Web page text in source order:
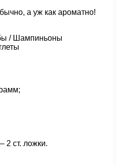
а уж как ароматно!
/ Шампиньоны
2 ст. ложки.